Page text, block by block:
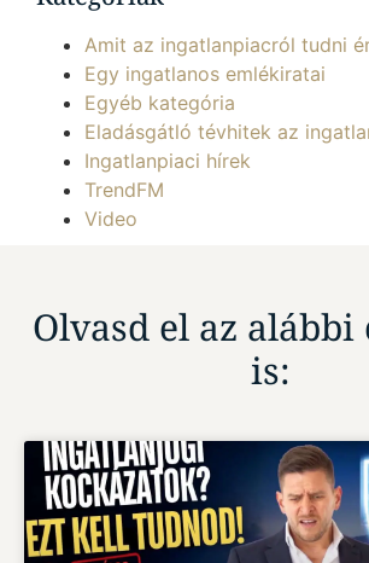
Amit az ingatlanpiacról tudni
Egy ingatlanos emlékiratai
Egyéb kategória
Eladásgátló tévhitek az
Ingatlanpiaci hírek
TrendFM
Video
Olvasd el az
is: